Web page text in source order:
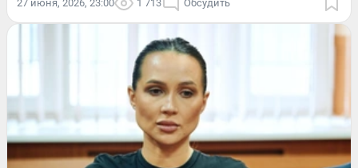
27 июня, 2026, 23:00 1 713 Обсудить